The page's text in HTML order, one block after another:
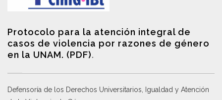
Protocolo para la atención integral de
casos de violencia por razones de género
en la UNAM. (PDF).
Defensoría de los Derechos Universitarios, Igualdad y Atención